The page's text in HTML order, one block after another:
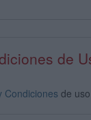
de
Condiciones de uso